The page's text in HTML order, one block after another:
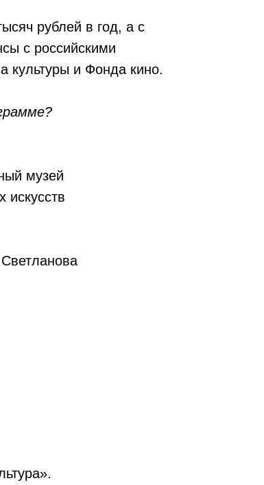
рублей в год, а с
с российскими
культуры и Фонда кино.
музей
искусств